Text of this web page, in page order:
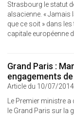
Strasbourg le statut
alsacienne. «
que ce soit » dans
capitale européenne
Grand Paris :
engagements
Article du 10/07/2014
Le Premier ministre
le Grand Paris sur la